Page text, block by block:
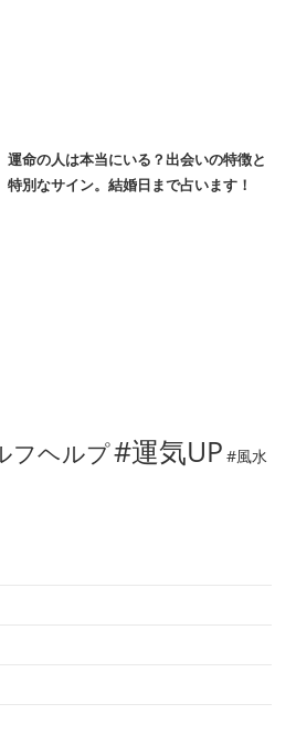
運命の人は本当にいる？出会いの特徴と
特別なサイン。結婚日まで占います！
フヘルプ#運気UP #風水